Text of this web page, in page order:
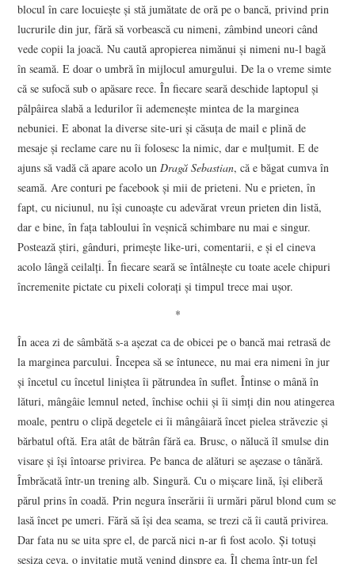
blocul în care locuieşte şi stă jumătate de oră pe o bancă, privind prin
lucrurile din jur, fără să vorbească cu nimeni, zâmbind uneori când
vede copii la joacă. Nu caută apropierea nimănui şi nimeni nu-l bagă
în seamă. E doar o umbră în mijlocul amurgului. De la o vreme simte
că se sufocă sub o apăsare rece. În fiecare seară deschide laptopul şi
pâlpâirea slabă a ledurilor îi ademeneşte mintea de la marginea
nebuniei. E abonat la diverse site-uri şi căsuţa de mail e plină de
mesaje şi reclame care nu îi folosesc la nimic, dar e mulţumit. E de
ajuns să vadă că apare acolo un Dragă Sebastian, că e băgat cumva în
seamă. Are conturi pe facebook şi mii de prieteni. Nu e prieten, în
fapt, cu niciunul, nu îşi cunoaşte cu adevărat vreun prieten din listă,
dar e bine, în faţa tabloului în veşnică schimbare nu mai e singur.
Postează ştiri, gânduri, primeşte like-uri, comentarii, e şi el cineva
acolo lângă ceilalţi. În fiecare seară se întâlneşte cu toate acele chipuri
încremenite pictate cu pixeli coloraţi şi timpul trece mai uşor.
*
În acea zi de sâmbătă s-a aşezat ca de obicei pe o bancă mai retrasă de
la marginea parcului. Începea să se întunece, nu mai era nimeni în jur
şi încetul cu încetul liniştea îi pătrundea în suflet. Întinse o mână în
lături, mângâie lemnul neted, închise ochii şi îi simţi din nou atingerea
moale, pentru o clipă degetele ei îi mângâiară încet pielea străvezie şi
bărbatul oftă. Era atât de bătrân fără ea. Brusc, o nălucă îl smulse din
visare şi îşi întoarse privirea. Pe banca de alături se aşezase o tânără.
Îmbrăcată într-un trening alb. Singură. Cu o mişcare lină, îşi eliberă
părul prins în coadă. Prin negura înserării îi urmări părul blond cum se
lasă încet pe umeri. Fără să îşi dea seama, se trezi că îi caută privirea.
Dar fata nu se uita spre el, de parcă nici n-ar fi fost acolo. Şi totuşi
sesiza ceva, o invitaţie mută venind dinspre ea. Îl chema într-un fel